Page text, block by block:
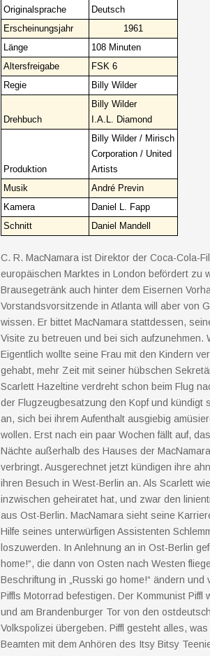
Originalsprache
Deutsch
Erscheinungsjahr
1961
Länge
108 Minuten
Altersfreigabe
FSK 6
Regie
Billy Wilder
Drehbuch
Billy Wilder
I.A.L. Diamond
Produktion
Billy Wilder / Mirisch
Corporation / United
Artists
Musik
André Previn
Kamera
Daniel L. Fapp
Schnitt
Daniel Mandell
C. R. MacNamara ist Direktor der Coca-Cola-
europäischen Marktes in London befördert zu
Brausegetränk auch hinter dem Eisernen
Vorstandsvorsitzende in Atlanta will aber von
wissen. Er bittet MacNamara stattdessen,
Visite zu betreuen und bei sich aufzunehmen.
Eigentlich wollte seine Frau mit den Kindern
gehabt, mehr Zeit mit seiner hübschen
Scarlett Hazeltine verdreht schon beim Flug
der Flugzeugbesatzung den Kopf und kündigt
an, sich bei ihrem Aufenthalt ausgiebig
wollen. Erst nach ein paar Wochen fällt auf,
Nächte außerhalb des Hauses der
verbringt. Ausgerechnet jetzt kündigen ihre
ihren Besuch in West-Berlin an. Als Scarlett
inzwischen geheiratet hat, und zwar den
aus Ost-Berlin. MacNamara sieht seine
Hilfe seines unterwürfigen Assistenten
loszuwerden. In Anlehnung an in Ost-Berlin
home!“, die dann von Osten nach Westen
Beschriftung in „Russki go home!“ ändern
Piffls Motorrad befestigen. Der Kommunist
und am Brandenburger Tor von den
Volkspolizei übergeben. Piffl gesteht alles,
Beamten mit dem Anhören des Itsy Bitsy